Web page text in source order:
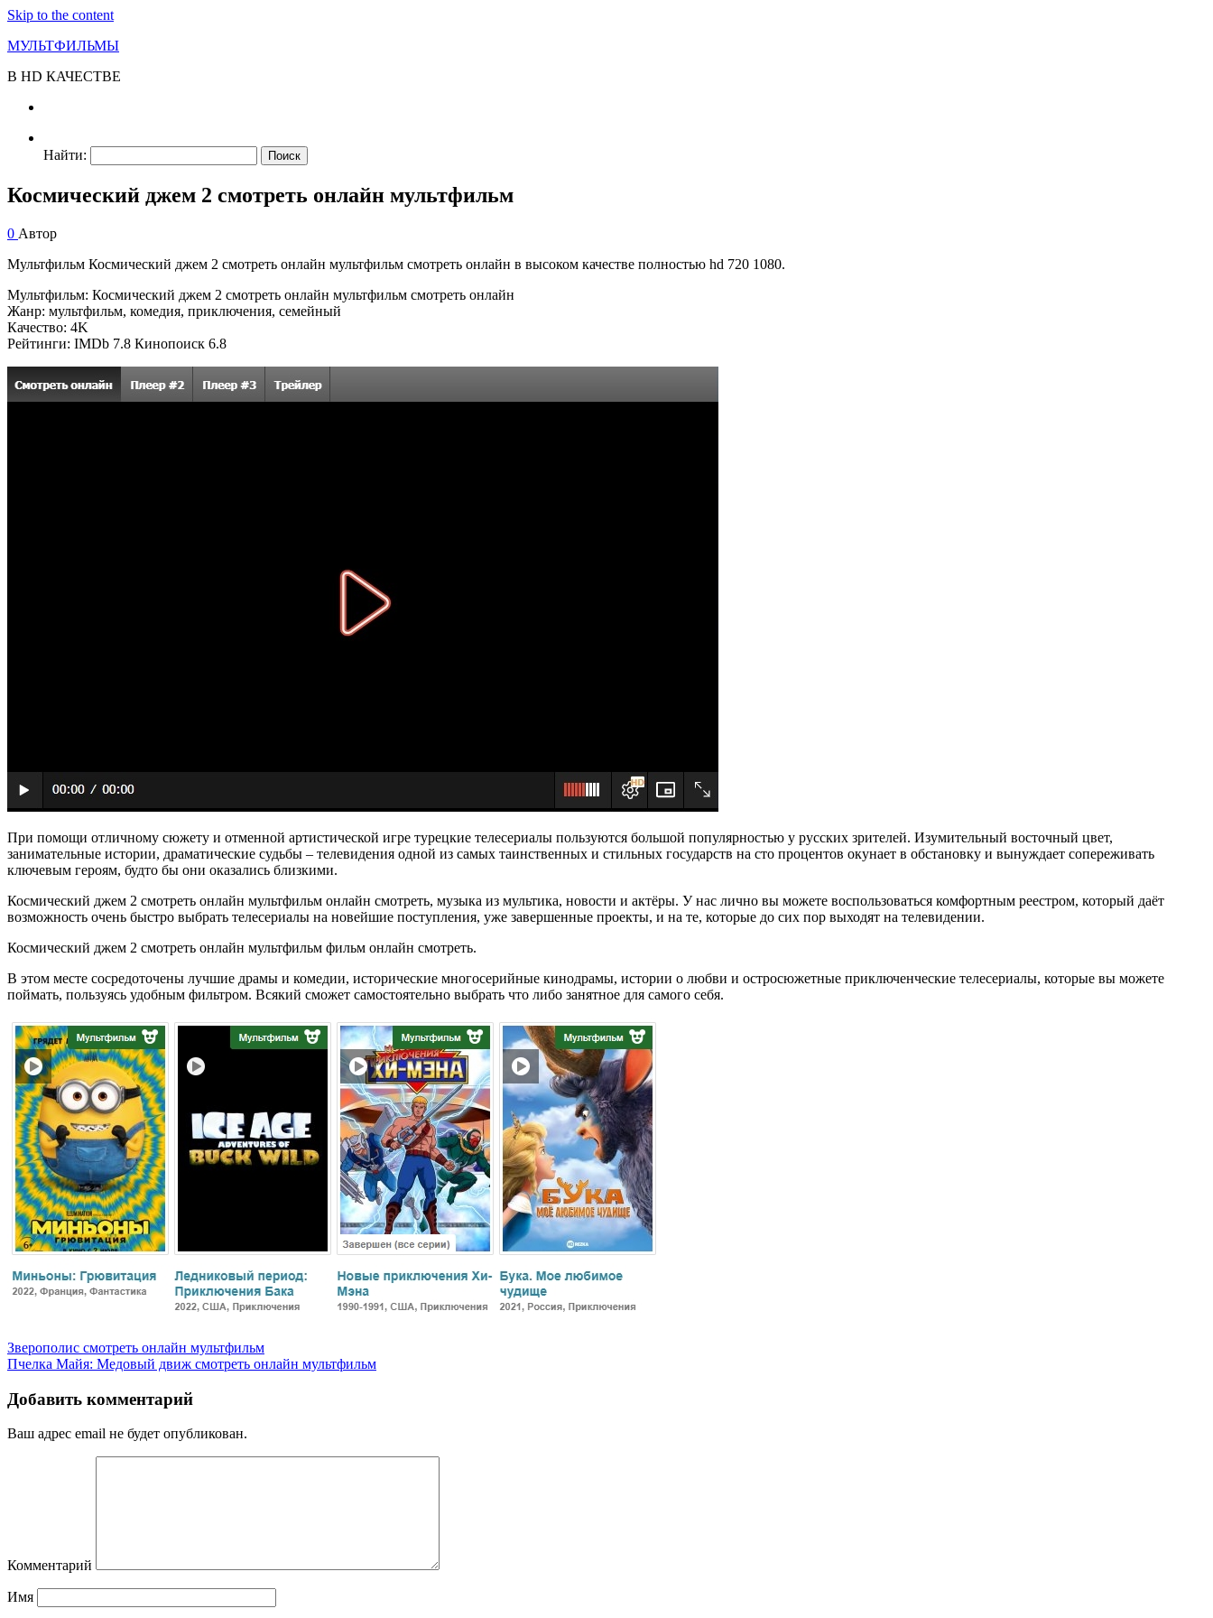
Skip to the content
МУЛЬТФИЛЬМЫ
В HD КАЧЕСТВЕ
Найти:
Космический джем 2 смотреть онлайн мультфильм
0 Автор
Мультфильм Космический джем 2 смотреть онлайн мультфильм смотреть онлайн в высоком качестве полностью hd 720 1080.
Мультфильм: Космический джем 2 смотреть онлайн мультфильм смотреть онлайн
Жанр: мультфильм, комедия, приключения, семейный
Качество: 4K
Рейтинги: IMDb 7.8 Кинопоиск 6.8
При помощи отличному сюжету и отменной артистической игре турецкие телесериалы пользуются большой популярностью у русских зрителей. Изумительный восточный цвет,
занимательные истории, драматические судьбы – телевидения одной из самых таинственных и стильных государств на сто процентов окунает в обстановку и вынуждает сопереживать
ключевым героям, будто бы они оказались близкими.
Космический джем 2 смотреть онлайн мультфильм онлайн смотреть, музыка из мультика, новости и актёры. У нас лично вы можете воспользоваться комфортным реестром, который даёт
возможность очень быстро выбрать телесериалы на новейшие поступления, уже завершенные проекты, и на те, которые до сих пор выходят на телевидении.
Космический джем 2 смотреть онлайн мультфильм фильм онлайн смотреть.
В этом месте сосредоточены лучшие драмы и комедии, исторические многосерийные кинодрамы, истории о любви и остросюжетные приключенческие телесериалы, которые вы можете
поймать, пользуясь удобным фильтром. Всякий сможет самостоятельно выбрать что либо занятное для самого себя.
Зверополис смотреть онлайн мультфильм
Пчелка Майя: Медовый движ смотреть онлайн мультфильм
Добавить комментарий
Ваш адрес email не будет опубликован.
Комментарий
Имя